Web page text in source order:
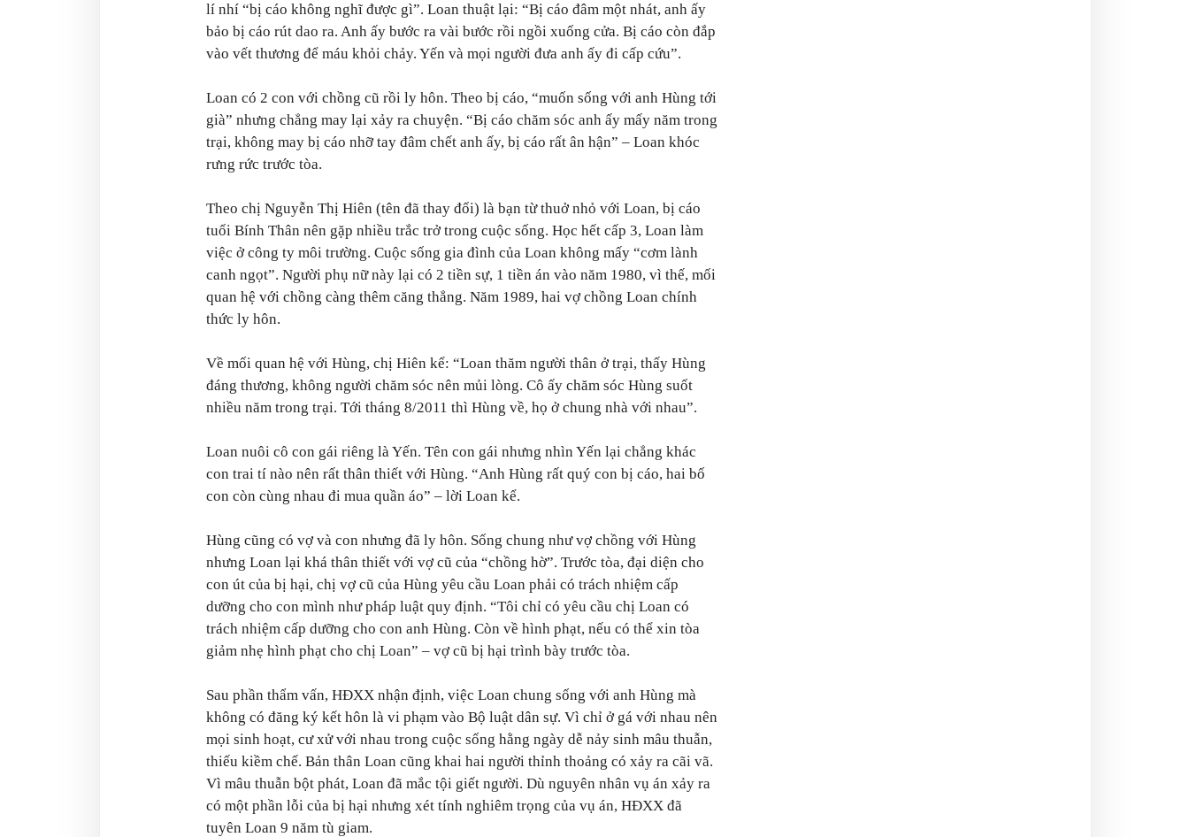
lí nhí “bị cáo không nghĩ được gì”. Loan thuật lại: “Bị cáo đâm một nhát, anh ấy
bảo bị cáo rút dao ra. Anh ấy bước ra vài bước rồi ngồi xuống cửa. Bị cáo còn đắp
vào vết thương để máu khỏi chảy. Yến và mọi người đưa anh ấy đi cấp cứu”.
Loan có 2 con với chồng cũ rồi ly hôn. Theo bị cáo, “muốn sống với anh Hùng tới
già” nhưng chẳng may lại xảy ra chuyện. “Bị cáo chăm sóc anh ấy mấy năm trong
trại, không may bị cáo nhỡ tay đâm chết anh ấy, bị cáo rất ân hận” – Loan khóc
rưng rức trước tòa.
Theo chị Nguyễn Thị Hiên (tên đã thay đổi) là bạn từ thuở nhỏ với Loan, bị cáo
tuổi Bính Thân nên gặp nhiều trắc trở trong cuộc sống. Học hết cấp 3, Loan làm
việc ở công ty môi trường. Cuộc sống gia đình của Loan không mấy “cơm lành
canh ngọt”. Người phụ nữ này lại có 2 tiền sự, 1 tiền án vào năm 1980, vì thế, mối
quan hệ với chồng càng thêm căng thẳng. Năm 1989, hai vợ chồng Loan chính
thức ly hôn.
Về mối quan hệ với Hùng, chị Hiên kể: “Loan thăm người thân ở trại, thấy Hùng
đáng thương, không người chăm sóc nên mủi lòng. Cô ấy chăm sóc Hùng suốt
nhiều năm trong trại. Tới tháng 8/2011 thì Hùng về, họ ở chung nhà với nhau”.
Loan nuôi cô con gái riêng là Yến. Tên con gái nhưng nhìn Yến lại chẳng khác
con trai tí nào nên rất thân thiết với Hùng. “Anh Hùng rất quý con bị cáo, hai bố
con còn cùng nhau đi mua quần áo” – lời Loan kể.
Hùng cũng có vợ và con nhưng đã ly hôn. Sống chung như vợ chồng với Hùng
nhưng Loan lại khá thân thiết với vợ cũ của “chồng hờ”. Trước tòa, đại diện cho
con út của bị hại, chị vợ cũ của Hùng yêu cầu Loan phải có trách nhiệm cấp
dưỡng cho con mình như pháp luật quy định. “Tôi chỉ có yêu cầu chị Loan có
trách nhiệm cấp dưỡng cho con anh Hùng. Còn về hình phạt, nếu có thể xin tòa
giảm nhẹ hình phạt cho chị Loan” – vợ cũ bị hại trình bày trước tòa.
Sau phần thẩm vấn, HĐXX nhận định, việc Loan chung sống với anh Hùng mà
không có đăng ký kết hôn là vi phạm vào Bộ luật dân sự. Vì chỉ ở gá với nhau nên
mọi sinh hoạt, cư xử với nhau trong cuộc sống hằng ngày dễ nảy sinh mâu thuẫn,
thiếu kiềm chế. Bản thân Loan cũng khai hai người thỉnh thoảng có xảy ra cãi vã.
Vì mâu thuẫn bột phát, Loan đã mắc tội giết người. Dù nguyên nhân vụ án xảy ra
có một phần lỗi của bị hại nhưng xét tính nghiêm trọng của vụ án, HĐXX đã
tuyên Loan 9 năm tù giam.